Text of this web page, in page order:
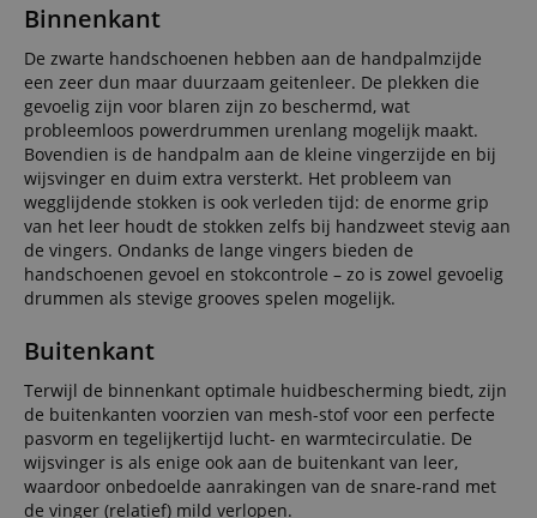
Binnenkant
De zwarte handschoenen hebben aan de handpalmzijde
een zeer dun maar duurzaam geitenleer. De plekken die
gevoelig zijn voor blaren zijn zo beschermd, wat
probleemloos powerdrummen urenlang mogelijk maakt.
Bovendien is de handpalm aan de kleine vingerzijde en bij
wijsvinger en duim extra versterkt. Het probleem van
wegglijdende stokken is ook verleden tijd: de enorme grip
van het leer houdt de stokken zelfs bij handzweet stevig aan
de vingers. Ondanks de lange vingers bieden de
handschoenen gevoel en stokcontrole – zo is zowel gevoelig
drummen als stevige grooves spelen mogelijk.
Buitenkant
Terwijl de binnenkant optimale huidbescherming biedt, zijn
de buitenkanten voorzien van mesh-stof voor een perfecte
pasvorm en tegelijkertijd lucht- en warmtecirculatie. De
wijsvinger is als enige ook aan de buitenkant van leer,
waardoor onbedoelde aanrakingen van de snare-rand met
de vinger (relatief) mild verlopen.